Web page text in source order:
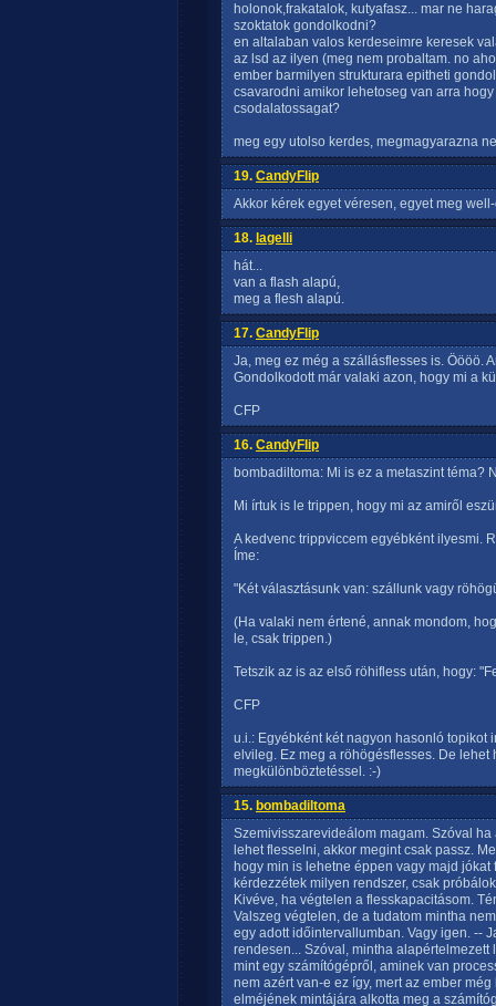
holonok,frakatalok, kutyafasz... mar ne
szoktatok gondolkodni?
en altalaban valos kerdeseimre keresek
az lsd az ilyen (meg nem probaltam. no
ember barmilyen strukturara epitheti
csavarodni amikor lehetoseg van arra
csodalatossagat?
meg egy utolso kerdes, megmagyarazna
19. CandyFlip
Akkor kérek egyet véresen, egyet meg
18. lagelli
hát...
van a flash alapú,
meg a flesh alapú.
17. CandyFlip
Ja, meg ez még a szállásflesses is. Öööö.
Gondolkodott már valaki azon, hogy mi a
CFP
16. CandyFlip
bombadiltoma: Mi is ez a metaszint téma?
Mi írtuk is le trippen, hogy mi az amiről
A kedvenc trippviccem egyébként ilyesmi.
Íme:
"Két választásunk van: szállunk vagy
(Ha valaki nem értené, annak mondom,
le, csak trippen.)
Tetszik az is az első röhifless után, hogy:
CFP
u.i.: Egyébként két nagyon hasonló topikot
elvileg. Ez meg a röhögésflesses. De
megkülönböztetéssel. :-)
15. bombadiltoma
Szemivisszarevideálom magam. Szóval
lehet flesselni, akkor megint csak passz.
hogy min is lehetne éppen vagy majd
kérdezzétek milyen rendszer, csak
Kivéve, ha végtelen a flesskapacitásom.
Valszeg végtelen, de a tudatom mintha
egy adott időintervallumban. Vagy igen. --
rendesen... Szóval, mintha
mint egy számítógépről, aminek van
nem azért van-e ez így, mert az ember
elméjének mintájára alkotta meg a